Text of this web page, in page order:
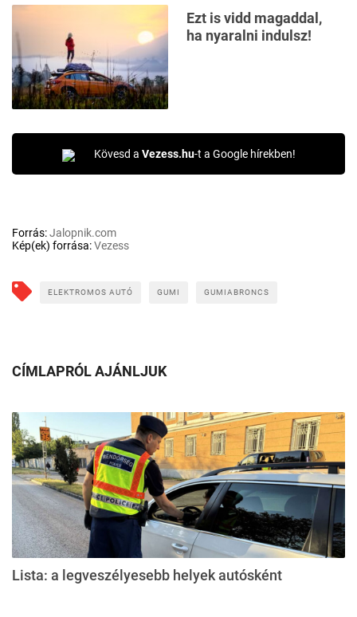
Ezt is vidd magaddal,
ha nyaralni indulsz!
Kövesd a Vezess.hu-t a Google hírekben!
Forrás:Jalopnik.com
Kép(ek) forrása:Vezess
ELEKTROMOS AUTÓ GUMI GUMIABRONCS
CÍMLAPRÓL AJÁNLJUK
Lista: a legveszélyesebb helyek autósként